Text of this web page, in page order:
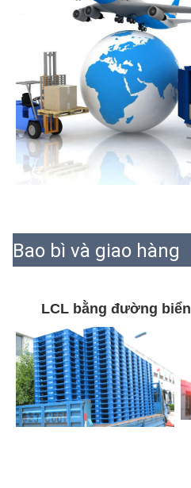
Bao bì và giao hàng
LCL bằng đường biển